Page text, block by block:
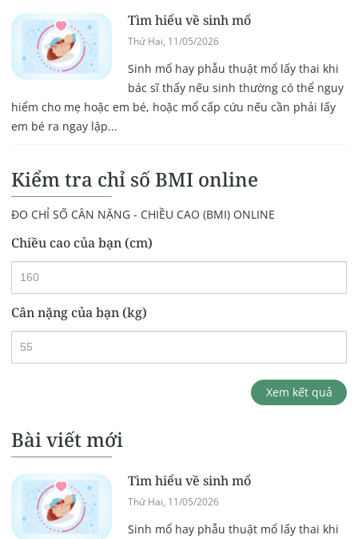
Tìm hiểu về sinh mổ
Thứ Hai, 11/05/2026
Sinh mổ hay phẫu thuật mổ lấy thai khi
bác sĩ thấy nếu sinh thường có thể nguy
hiểm cho mẹ hoặc em bé, hoặc mổ cấp cứu nếu cần phải lấy
em bé ra ngay lập...
Kiểm tra chỉ số BMI online
ĐO CHỈ SỐ CÂN NẶNG - CHIỀU CAO (BMI) ONLINE
Chiều cao của bạn (cm)
Cân nặng của bạn (kg)
Xem kết quả
Bài viết mới
Tìm hiểu về sinh mổ
Thứ Hai, 11/05/2026
Sinh mổ hay phẫu thuật mổ lấy thai khi